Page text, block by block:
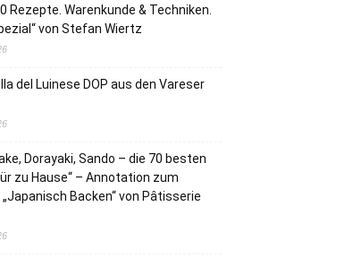
Rezepte. Warenkunde & Techniken.
von Stefan Wiertz
del Luinese DOP aus den Vareser
Dorayaki, Sando – die 70 besten
zu Hause“ – Annotation zum
Backen“ von Pâtisserie